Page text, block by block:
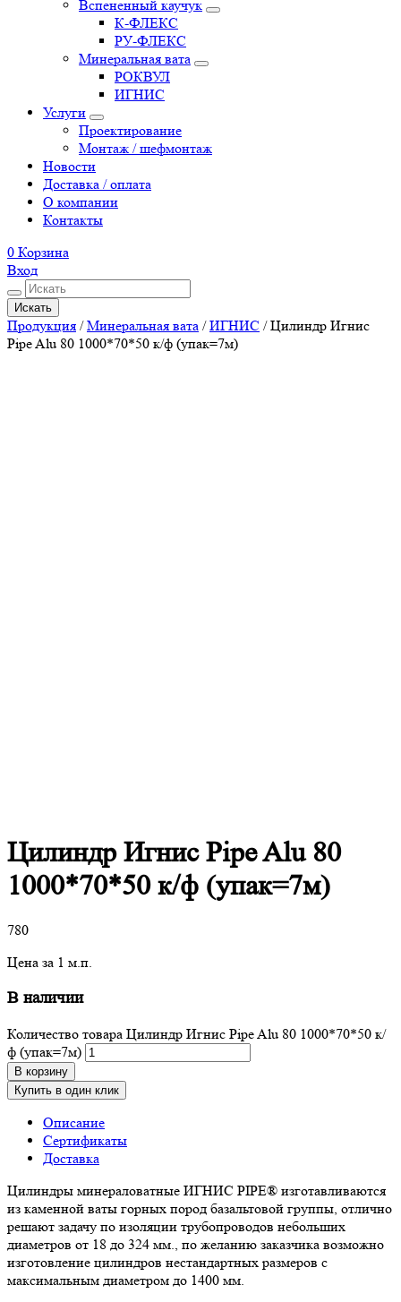
Вспененный каучук
К-ФЛЕКС
РУ-ФЛЕКС
Минеральная вата
РОКВУЛ
ИГНИС
Услуги
Проектирование
Монтаж / шефмонтаж
Новости
Доставка / оплата
О компании
Контакты
0 Корзина
Вход
Искать
Продукция /Минеральная вата /ИГНИС /Цилиндр Игнис
Pipe Alu 80 1000*70*50 к/ф (упак=7м)
Цилиндр Игнис Pipe Alu 80
1000*70*50 к/ф (упак=7м)
780
Цена за 1 м.п.
В наличии
Количество товара Цилиндр Игнис Pipe Alu 80 1000*70*50 к/
ф (упак=7м)
В корзину
Купить в один клик
Описание
Сертификаты
Доставка
Цилиндры минераловатные ИГНИС PIPE® изготавливаются
из каменной ваты горных пород базальтовой группы, отлично
решают задачу по изоляции трубопроводов небольших
диаметров от 18 до 324 мм., по желанию заказчика возможно
изготовление цилиндров нестандартных размеров с
максимальным диаметром до 1400 мм.